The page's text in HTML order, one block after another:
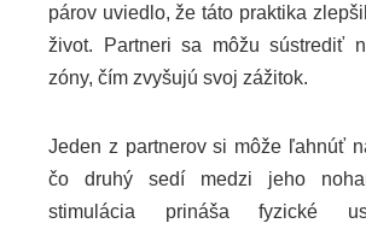
párov uviedlo, že táto praktika
život. Partneri sa môžu sústrediť
zóny, čím zvyšujú svoj zážitok.
Jeden z partnerov si môže ľahnúť
čo druhý sedí medzi jeho
stimulácia prináša fyzické